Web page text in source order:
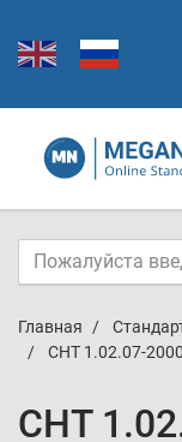
Главная
СНТ 1.02.07-2000
СНТ